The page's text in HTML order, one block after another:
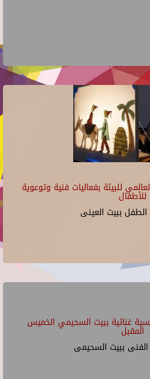
للبيئة بفعاليات فنية وتوعوية
للأطفال
الطفل ببيت العينى
غنائية ببيت السحيمي الخميس
المقبل
الفنى ببيت السحيمى